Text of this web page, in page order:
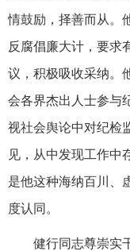
情鼓励，择善而从。
反腐倡廉大计，要求
议，积极吸收采纳。
会各界杰出人士参与
视社会舆论中对纪检
见，从中发现工作中
是他这种海纳百川、
度认同。
健行同志尊崇实